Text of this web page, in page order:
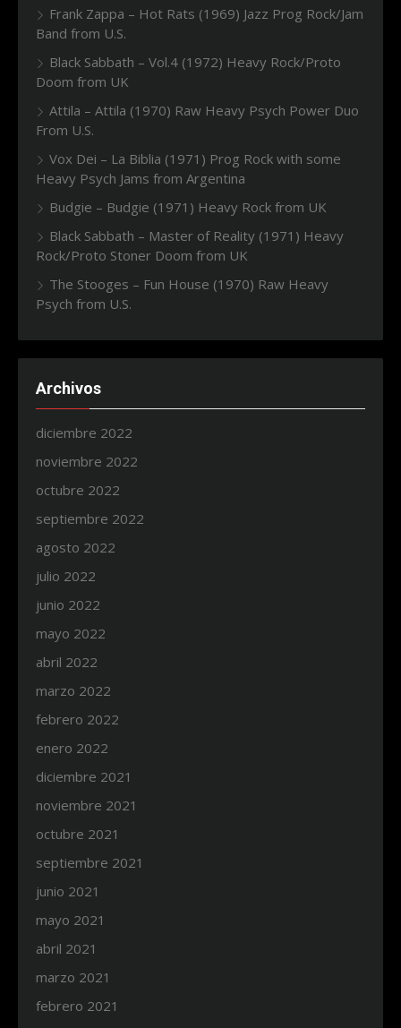
Frank Zappa – Hot Rats (1969) Jazz Prog Rock/Jam
Band from U.S.
Black Sabbath – Vol.4 (1972) Heavy Rock/Proto
Doom from UK
Attila – Attila (1970) Raw Heavy Psych Power Duo
From U.S.
Vox Dei – La Biblia (1971) Prog Rock with some
Heavy Psych Jams from Argentina
Budgie – Budgie (1971) Heavy Rock from UK
Black Sabbath – Master of Reality (1971) Heavy
Rock/Proto Stoner Doom from UK
The Stooges – Fun House (1970) Raw Heavy
Psych from U.S.
Archivos
diciembre 2022
noviembre 2022
octubre 2022
septiembre 2022
agosto 2022
julio 2022
junio 2022
mayo 2022
abril 2022
marzo 2022
febrero 2022
enero 2022
diciembre 2021
noviembre 2021
octubre 2021
septiembre 2021
junio 2021
mayo 2021
abril 2021
marzo 2021
febrero 2021